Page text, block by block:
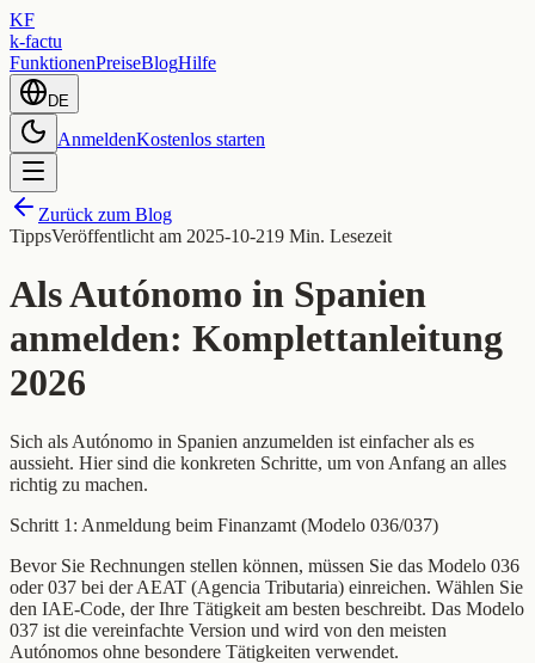
KF
k-factu
FunktionenPreiseBlogHilfe
DE
AnmeldenKostenlos starten
Zurück zum Blog
TippsVeröffentlicht am 2025-10-219 Min. Lesezeit
Als Autónomo in Spanien
anmelden: Komplettanleitung
2026
Sich als Autónomo in Spanien anzumelden ist einfacher als es
aussieht. Hier sind die konkreten Schritte, um von Anfang an alles
richtig zu machen.
Schritt 1: Anmeldung beim Finanzamt (Modelo 036/037)
Bevor Sie Rechnungen stellen können, müssen Sie das Modelo 036
oder 037 bei der AEAT (Agencia Tributaria) einreichen. Wählen Sie
den IAE-Code, der Ihre Tätigkeit am besten beschreibt. Das Modelo
037 ist die vereinfachte Version und wird von den meisten
Autónomos ohne besondere Tätigkeiten verwendet.